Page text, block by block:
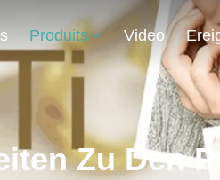
Produits Video
Zu Den